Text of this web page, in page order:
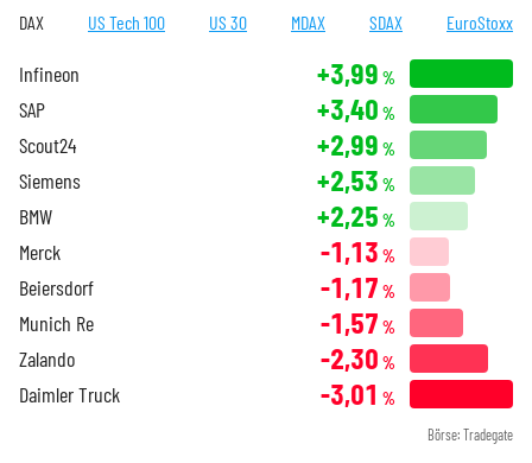
DAX US Tech 100 US 30 MDAX SDAX EuroStoxx
Infineon +3,99 %
SAP +3,40 %
Scout24 +2,99 %
Siemens +2,53 %
BMW +2,25 %
Merck -1,13 %
Beiersdorf -1,17 %
Munich Re -1,57 %
Zalando -2,30 %
Daimler Truck -3,01 %
Börse: Tradegate